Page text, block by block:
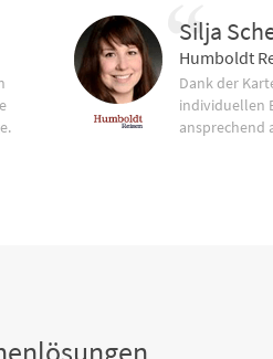
Silja
Humboldt
Dank der
individuellen
ansprechend